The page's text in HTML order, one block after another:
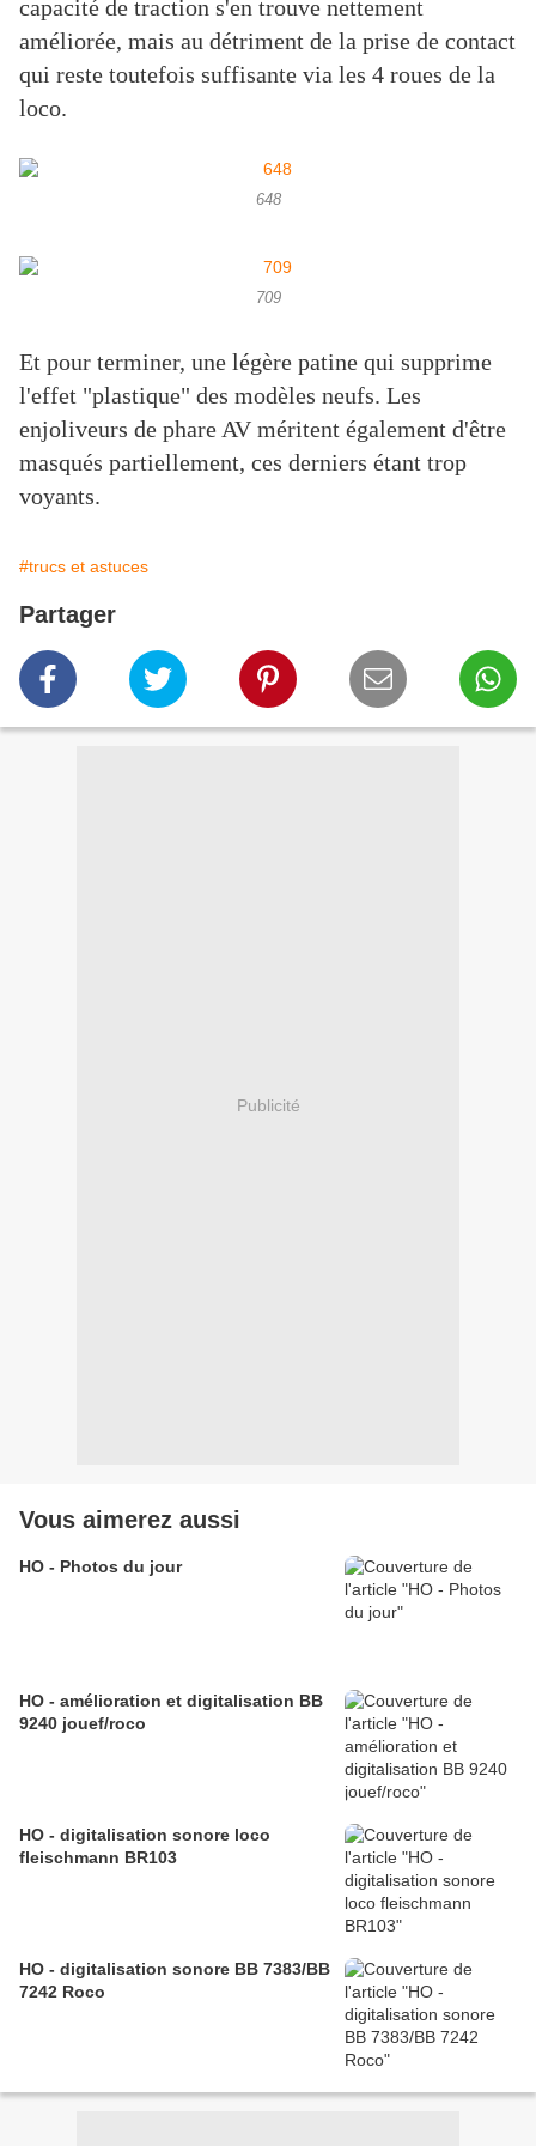
capacité de traction s'en trouve nettement
améliorée, mais au détriment de la prise de contact
qui reste toutefois suffisante via les 4 roues de la
loco.
648
709
Et pour terminer, une légère patine qui supprime
l'effet "plastique" des modèles neufs. Les
enjoliveurs de phare AV méritent également d'être
masqués partiellement, ces derniers étant trop
voyants.
#trucs et astuces
Partager
Publicité
Vous aimerez aussi
HO - Photos du jour
HO - amélioration et digitalisation BB
9240 jouef/roco
HO - digitalisation sonore loco
fleischmann BR103
HO - digitalisation sonore BB 7383/BB
7242 Roco